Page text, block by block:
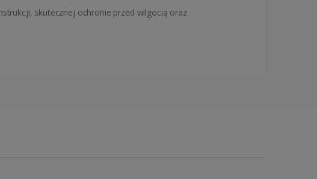
skutecznej ochronie przed wilgocią oraz